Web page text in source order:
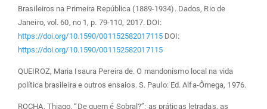
Brasileiros na Primeira República (1889-1934). Dados, Rio de
Janeiro, vol. 60, no 1, p. 79-110, 2017. DOI:
https://doi.org/10.1590/001152582017115DOI:
https://doi.org/10.1590/001152582017115
QUEIROZ, Maria Isaura Pereira de. O mandonismo local na vida
política brasileira e outros ensaios. S. Paulo: Ed. Alfa-Ômega, 1976.
ROCHA, Thiago. “De quem é Sobral?”: as práticas letradas, as